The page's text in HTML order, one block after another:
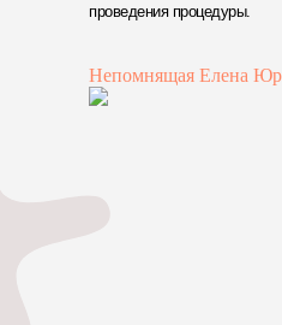
проведения процедуры.
Непомнящая Елена